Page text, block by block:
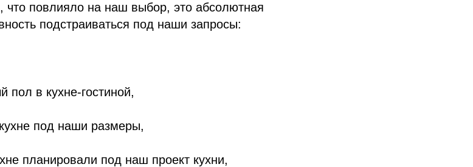
что повлияло на наш выбор, это абсолютная
подстраиваться под наши запросы:
пол в кухне-гостиной,
под наши размеры,
планировали под наш проект кухни,